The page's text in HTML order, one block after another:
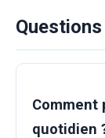
Comment
quotidien